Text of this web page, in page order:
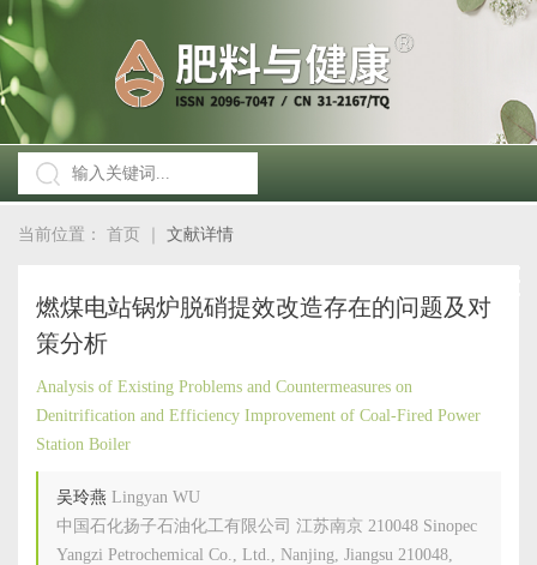
当前位置： 首页 文献详情
燃煤电站锅炉脱硝提效改造存在的问题及对
策分析
Analysis of Existing Problems and Countermeasures on
Denitrification and Efficiency Improvement of Coal-Fired Power
Station Boiler
吴玲燕 Lingyan WU
中国石化扬子石油化工有限公司 江苏南京 210048 Sinopec
Yangzi Petrochemical Co., Ltd., Nanjing, Jiangsu 210048,